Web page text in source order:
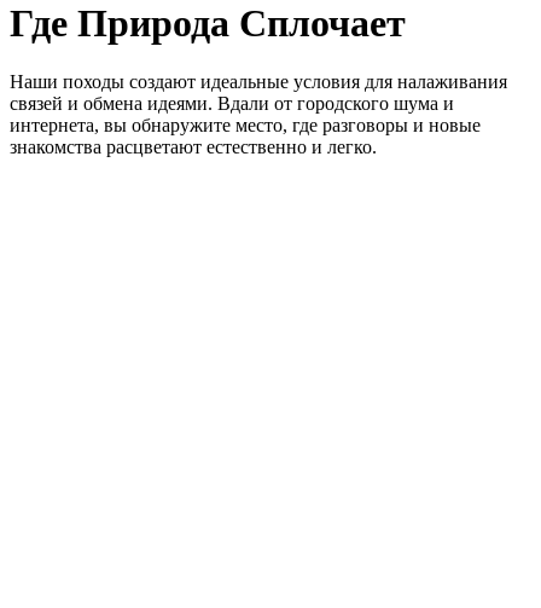
Где Природа Сплочает
Наши походы создают идеальные условия для налаживания
связей и обмена идеями. Вдали от городского шума и
интернета, вы обнаружите место, где разговоры и новые
знакомства расцветают естественно и легко.